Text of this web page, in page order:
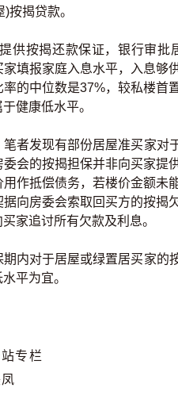
按揭贷款。
供按揭还款保证，银行审
填报家庭入息水平，入息够
的中位数是37%，较私楼
健康低水平。
发现有部份居屋准买家对
会的按揭担保并非向买家
作抵偿债务，若楼价金额
向房委会索取回买方的按
家追讨所有欠款及利息。
对于居屋或绿置居买家的
平为宜。
专栏